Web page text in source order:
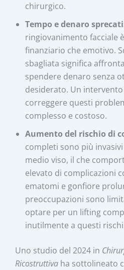
chirurgico.
Tempo e denaro
ringiovanimento facciale
finanziario che emotivo.
sbagliata significa
spendere denaro senza
desiderato. Un
correggere questi
complesso e costoso.
Aumento del rischio di
completi sono più
medio viso, il che
elevato di complicazioni
ematomi e gonfiore
preoccupazioni sono
optare per un lifting
inutilmente a questi
Uno studio del 2024 in
Ricostruttiva ha sottolineato